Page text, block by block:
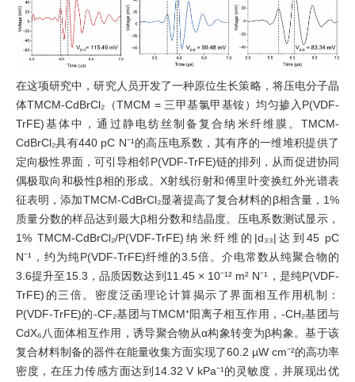
在这项研究中，研究人员开发了一种原位生长策略，将压电分子晶
体TMCM-CdBrCl₂（TMCM = 三甲基氯甲基铵）均匀掺入P(VDF-
TrFE)基体中，通过静电纺丝制备复合纳米纤维膜。TMCM-
CdBrCl₂具有440 pC N⁻¹的高压电系数，其有序的一维堆积提供了
定向极性界面，可引导相邻P(VDF-TrFE)链的排列，从而促进协同
偶极取向和极性β相的形成。X射线衍射和傅里叶变换红外光谱表
征表明，添加TMCM-CdBrCl₂显著提高了复合材料的β相含量，1%
质量分数的样品达到最大β相分数和结晶度。压电系数测试显示，
1% TMCM-CdBrCl₂/P(VDF-TrFE)纳米纤维的|d₃₃|达到45 pC
N⁻¹，约为纯P(VDF-TrFE)纤维的3.5倍。介电常数从纯聚合物的
3.6提升至15.3，品质因数达到11.45 × 10⁻¹² m² N⁻¹，是纯P(VDF-
TrFE)的三倍。密度泛函理论计算揭示了界面相互作用机制：
P(VDF-TrFE)的-CF₂基团与TMCM⁺阳离子相互作用，-CH₂基团与
CdX₆八面体相互作用，诱导聚合物从α构象转变为β构象。基于该
复合材料制备的器件在能量收集方面实现了60.2 µW cm⁻²的高功率
密度，在压力传感方面达到14.32 V kPa⁻¹的灵敏度，并展现出优